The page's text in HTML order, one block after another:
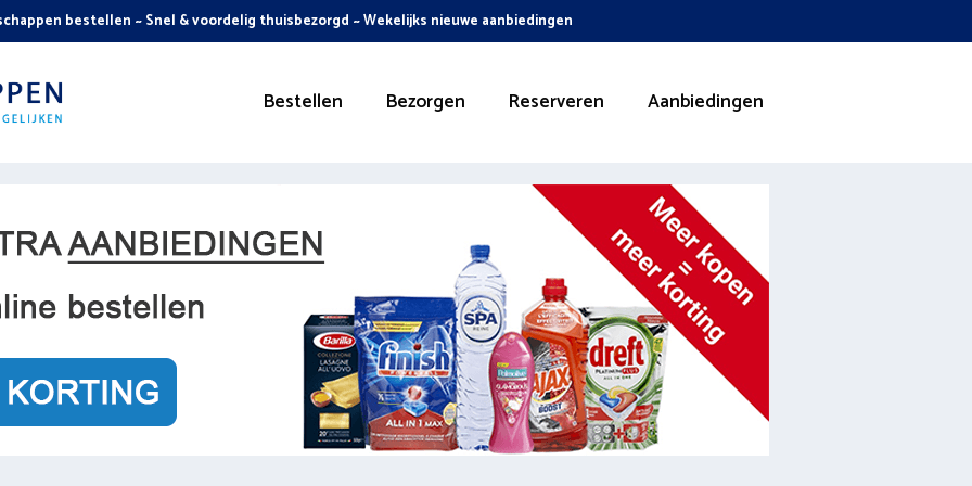
bestellen ~ Snel & voordelig thuisbezorgd ~ Wekelijks nieuwe aanbiedingen
Bestellen Bezorgen Reserveren Aanbiedingen